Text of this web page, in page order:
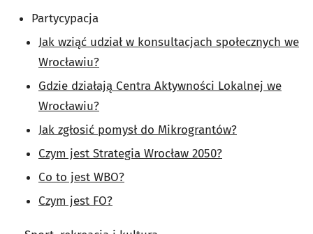
Partycypacja
Jak wziąć udział w konsultacjach społecznych we
Wrocławiu?
Gdzie działają Centra Aktywności Lokalnej we
Wrocławiu?
Jak zgłosić pomysł do Mikrograntów?
Czym jest Strategia Wrocław 2050?
Co to jest WBO?
Czym jest FO?